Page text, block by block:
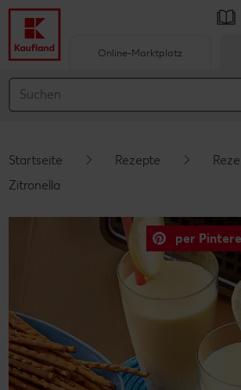
Hauptinhalt
Schwebender Seitenbereich
Online-Marktplatz
Startseite Rezepte
Zitronella
per